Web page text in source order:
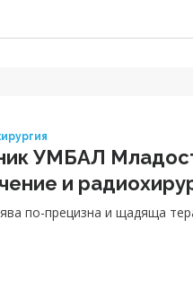
УМБАЛ
и
по-прецизна и щадяща